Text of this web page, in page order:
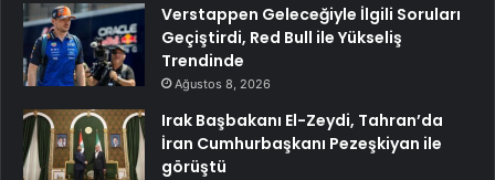
Verstappen Geleceğiyle İlgili Soruları
Geçiştirdi, Red Bull ile Yükseliş
Trendinde
Ağustos 8, 2026
Irak Başbakanı El-Zeydi, Tahran’da
İran Cumhurbaşkanı Pezeşkiyan ile
görüştü